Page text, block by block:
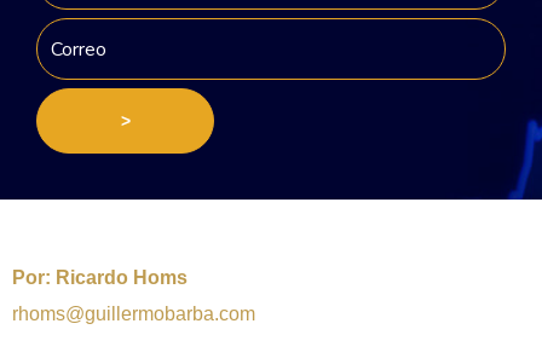
>
Por: Ricardo Homs
rhoms@guillermobarba.com